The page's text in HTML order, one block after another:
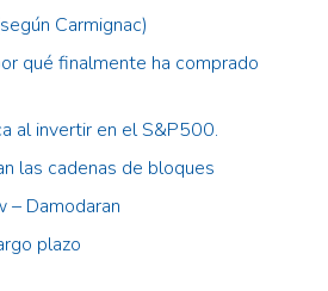
Carmignac)
qué finalmente ha comprado
al invertir en el S&P500.
las cadenas de bloques
– Damodaran
plazo